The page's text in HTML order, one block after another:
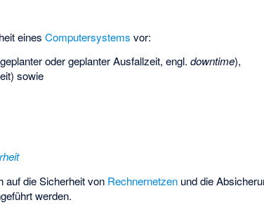
einesComputersystems vor:
oder geplanter Ausfallzeit, engl. downtime),
sowie
auf die Sicherheit von Rechnernetzen und die
werden.